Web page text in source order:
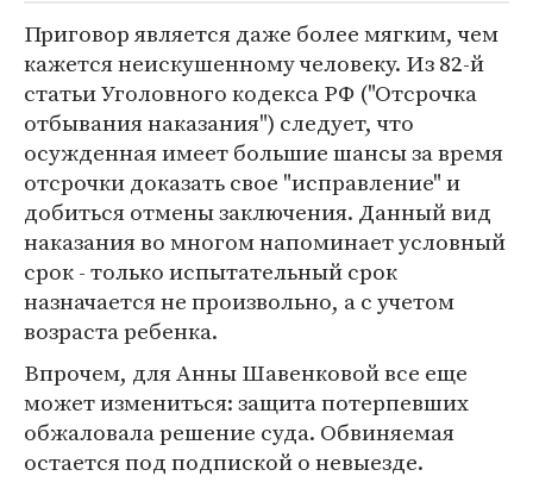
Приговор является даже более мягким, чем
кажется неискушенному человеку. Из 82-й
статьи Уголовного кодекса РФ ("Отсрочка
отбывания наказания") следует, что
осужденная имеет большие шансы за время
отсрочки доказать свое "исправление" и
добиться отмены заключения. Данный вид
наказания во многом напоминает условный
срок - только испытательный срок
назначается не произвольно, а с учетом
возраста ребенка.
Впрочем, для Анны Шавенковой все еще
может измениться: защита потерпевших
обжаловала решение суда. Обвиняемая
остается под подпиской о невыезде.